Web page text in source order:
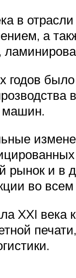
в
а
годов
машин.
рынок и в
во
XXI века